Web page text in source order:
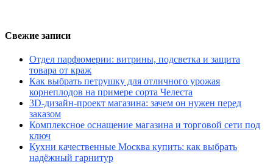
Свежие записи
Отдел парфюмерии: витрины, подсветка и защита
товара от краж
Как выбрать петрушку для отличного урожая
корнеплодов на примере сорта Челеста
3D-дизайн-проект магазина: зачем он нужен перед
заказом
Комплексное оснащение магазина и торговой сети под
ключ
Кухни качественные Москва купить: как выбрать
надёжный гарнитур